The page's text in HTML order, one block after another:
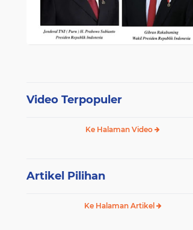
Video Terpopuler
Ke Halaman Video
Artikel Pilihan
Ke Halaman Artikel